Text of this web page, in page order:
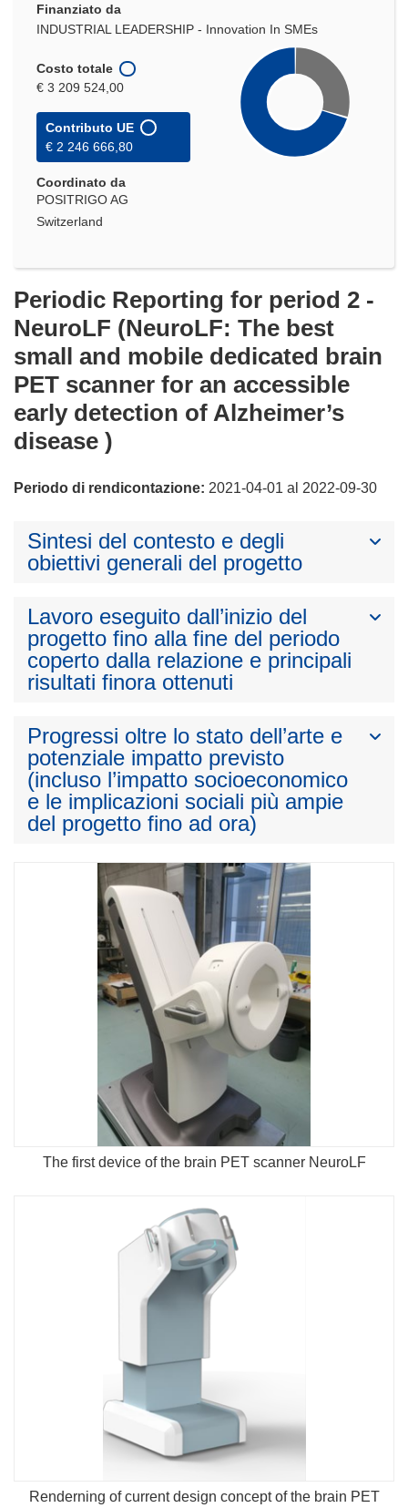
Finanziato da
INDUSTRIAL LEADERSHIP - Innovation In SMEs
Costo totale
€ 3 209 524,00
Contributo UE
€ 2 246 666,80
Coordinato da
POSITRIGO AG
Switzerland
Periodic Reporting for period 2 -
NeuroLF (NeuroLF: The best
small and mobile dedicated brain
PET scanner for an accessible
early detection of Alzheimer’s
disease )
Periodo di rendicontazione: 2021-04-01 al 2022-09-30
Sintesi del contesto e degli
obiettivi generali del progetto
Lavoro eseguito dall’inizio del
progetto fino alla fine del periodo
coperto dalla relazione e principali
risultati finora ottenuti
Progressi oltre lo stato dell’arte e
potenziale impatto previsto
(incluso l’impatto socioeconomico
e le implicazioni sociali più ampie
del progetto fino ad ora)
The first device of the brain PET scanner NeuroLF
Renderning of current design concept of the brain PET